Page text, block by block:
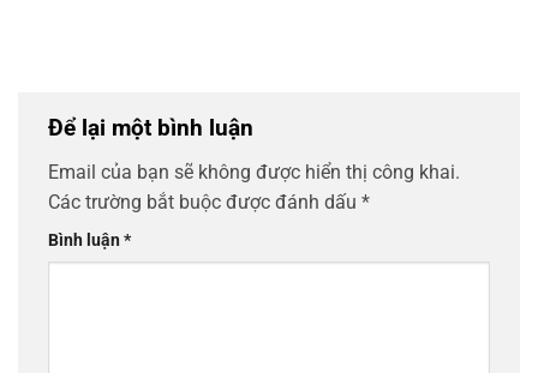
Để lại một bình luận
Email của bạn sẽ không được hiển thị công khai.
Các trường bắt buộc được đánh dấu *
Bình luận*